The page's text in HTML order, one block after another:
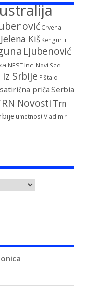
Crvena
Jelena Kiš Kengur u
Ljubenović
NEST Inc. Novi Sad
iz Srbije Pištalo
satirična pričaSerbia
Novosti Trn
umetnostVladimir